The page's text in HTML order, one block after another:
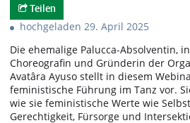
Teilen
hochgeladen 29. April 2025
Die ehemalige Palucca-Absolventin,
Choreografin und Gründerin der
Avatâra Ayuso stellt in diesem
feministische Führung im Tanz vor.
wie sie feministische Werte wie
Gerechtigkeit, Fürsorge und